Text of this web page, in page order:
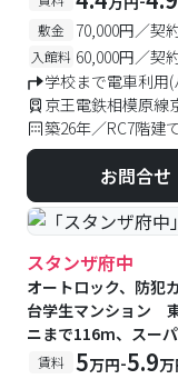
敷金 70,000円／契
入館料 60,000円／契
学校まで電車利用(
京王電鉄相模原線
築26年／RC7階建て
お問合せ
スタンザ府中
オートロック、防犯
台学生マンション
ニまで116m、スー
賃料 5万円-5.9万